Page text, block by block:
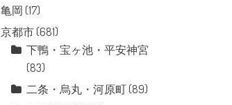
亀岡 (17)
京都市 (681)
下鴨・宝ヶ池・平安神宮
(83)
二条・烏丸・河原町 (89)